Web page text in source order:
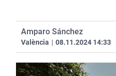
Amparo Sánchez
València | 08.11.2024 14:33